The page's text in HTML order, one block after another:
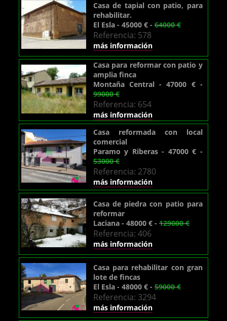
Casa de tapial con patio, para
rehabilitar.
El Esla - 45000 € - 64000 €
Referencia: 578
más información
Casa para reformar con patio y
amplia finca
Montaña Central - 47000 € -
99000 €
Referencia: 654
más información
Casa reformada con local
comercial
Paramo y Riberas - 47000 € -
53000 €
Referencia: 2780
más información
Casa de piedra con patio para
reformar
Laciana - 48000 € - 129000 €
Referencia: 406
más información
Casa para rehabilitar con gran
lote de fincas
El Esla - 48000 € - 59000 €
Referencia: 3294
más información